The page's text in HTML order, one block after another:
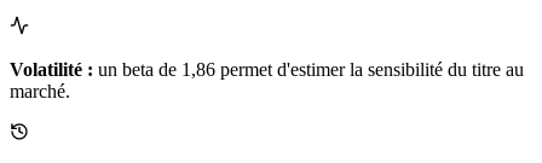
Volatilité : un beta de 1,86 permet d'estimer la sensibilité du titre au
marché.